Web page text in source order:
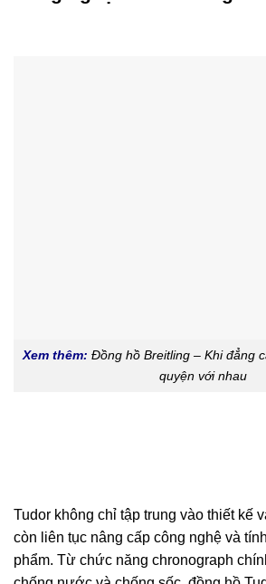
Xem thêm: Đồng hồ Breitling – Khi đẳng
quyện với nhau
Tudor không chỉ tập trung vào thiết kế
còn liên tục nâng cấp công nghệ và
phẩm. Từ chức năng chronograph